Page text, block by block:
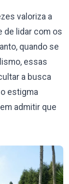
valoriza a
de lidar com os
quando se
essas
a busca
estigma
admitir que